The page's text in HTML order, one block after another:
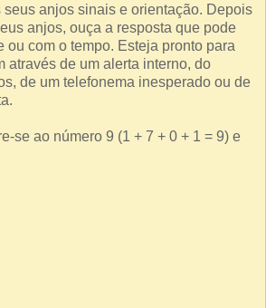
seus anjos sinais e orientação. Depois
anjos, ouça a resposta que pode
ou com o tempo. Esteja pronto para
através de um alerta interno, do
de um telefonema inesperado ou de
se ao número 9 (1 + 7 + 0 + 1 = 9) e